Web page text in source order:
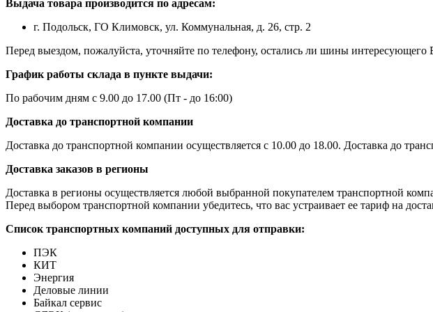
Выдача товара производится по адресам:
г. Подольск, ГО Климовск, ул. Коммунальная, д. 26, стр. 2
Перед выездом, пожалуйста, уточняйте по телефону, остались ли шины интересующего
График работы склада в пункте выдачи:
По рабочим дням с 9.00 до 17.00 (Пт - до 16:00)
Доставка до транспортной компании
Доставка до транспортной компании осуществляется с 10.00 до 18.00. Доставка до
Доставка заказов в регионы
Доставка в регионы осуществляется любой выбранной покупателем транспортной
Перед выбором транспортной компании убедитесь, что вас устраивает ее тариф на
Список транспортных компаний доступных для отправки:
ПЭК
КИТ
Энергия
Деловые линии
Байкал сервис